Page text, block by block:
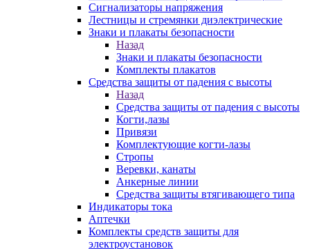
Сигнализаторы напряжения
Лестницы и стремянки диэлектрические
Знаки и плакаты безопасности
Назад
Знаки и плакаты безопасности
Комплекты плакатов
Средства защиты от падения с высоты
Назад
Средства защиты от падения с высоты
Когти,лазы
Привязи
Комплектующие когти-лазы
Стропы
Веревки, канаты
Анкерные линии
Средства защиты втягивающего типа
Индикаторы тока
Аптечки
Комплекты средств защиты для
электроустановок